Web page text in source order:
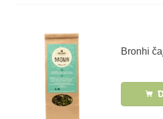
Bronhi